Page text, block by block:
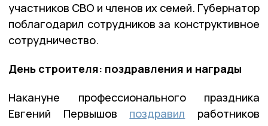
участников СВО и членов их семей. Губернатор
поблагодарил сотрудников за конструктивное
сотрудничество.
День строителя: поздравления и награды
Накануне профессионального праздника
Евгений Первышов поздравил работников